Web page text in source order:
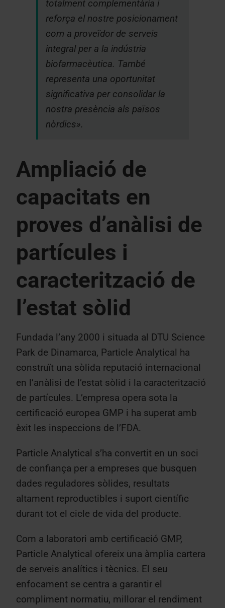
totalment complementària i
reforça el nostre posicionament
com a proveïdor de serveis
integral per a la indústria
biofarmacèutica. També
representa una oportunitat
significativa per consolidar la
nostra presència als països
nòrdics».
Ampliació de
capacitats en
proves d’anàlisi de
partícules i
caracterització de
l’estat sòlid
Fundada l’any 2000 i situada al DTU Science
Park de Dinamarca, Particle Analytical ha
construït una sòlida reputació internacional
en l’anàlisi de l’estat sòlid i la caracterització
de partícules. L’empresa opera sota la
certificació europea GMP i ha superat amb
èxit les inspeccions de l’FDA.
Particle Analytical s’ha convertit en un soci
de confiança per a empreses que busquen
dades reguladores sòlides, resultats
altament reproductibles i suport científic
durant tot el cicle de vida del producte.
Com a laboratori amb certificació GMP,
Particle Analytical ofereix una àmplia cartera
de serveis analítics i tècnics. El seu
enfocament se centra a garantir el
compliment normatiu, millorar el rendiment